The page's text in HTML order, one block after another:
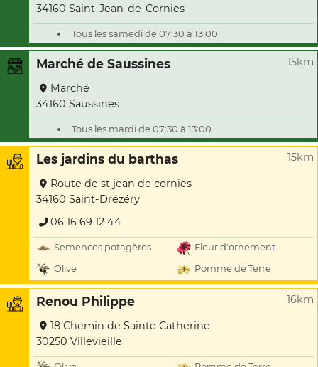
34160 Saint-Jean-de-Cornies
Tous les samedi de 07:30 à 13:00
Marché de Saussines 15km
Marché
34160 Saussines
Tous les mardi de 07:30 à 13:00
Les jardins du barthas 15km
Route de st jean de cornies
34160 Saint-Drézéry
06 16 69 12 44
Semences potagères
Fleur d'ornement
Olive
Pomme de Terre
Renou Philippe 16km
18 Chemin de Sainte Catherine
30250 Villevieille